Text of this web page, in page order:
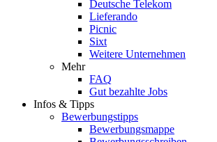
Deutsche Telekom
Lieferando
Picnic
Sixt
Weitere Unternehmen
Mehr
FAQ
Gut bezahlte Jobs
Infos & Tipps
Bewerbungstipps
Bewerbungsmappe